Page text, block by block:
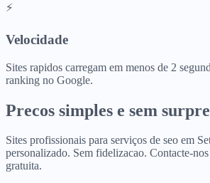
⚡
Velocidade
Sites rapidos carregam em menos de 2
ranking no Google.
Precos simples e sem
Sites profissionais para serviços de seo em
personalizado. Sem fidelizacao. Contacte-
gratuita.